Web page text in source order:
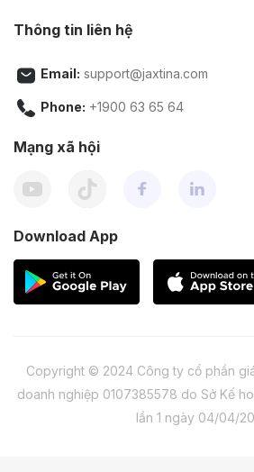
Thông tin liên hệ
Email: support@jaxtina.com
Phone: +1900 63 65 64
Mạng xã hội
Download App
Copyright © 2024 Công ty cổ phần
doanh nghiệp 0107385578 do Sở Kế
lần 1 ngày 04/04/